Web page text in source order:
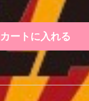
カートに入れる